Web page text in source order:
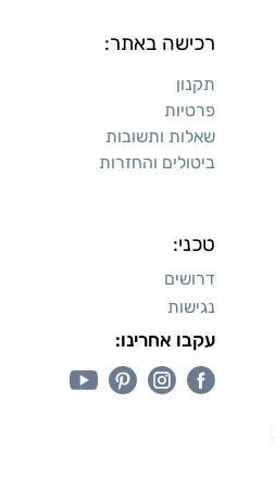
רכישה באתר:
תקנון
פרטיות
שאלות ותשובות
ביטולים והחזרות
טכני:
דרושים
נגישות
עקבו אחרינו: